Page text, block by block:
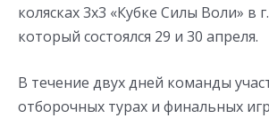
колясках 3х3 «Кубке Силы Воли» в
который состоялся 29 и 30 апреля.
В течение двух дней команды
отборочных турах и финальных